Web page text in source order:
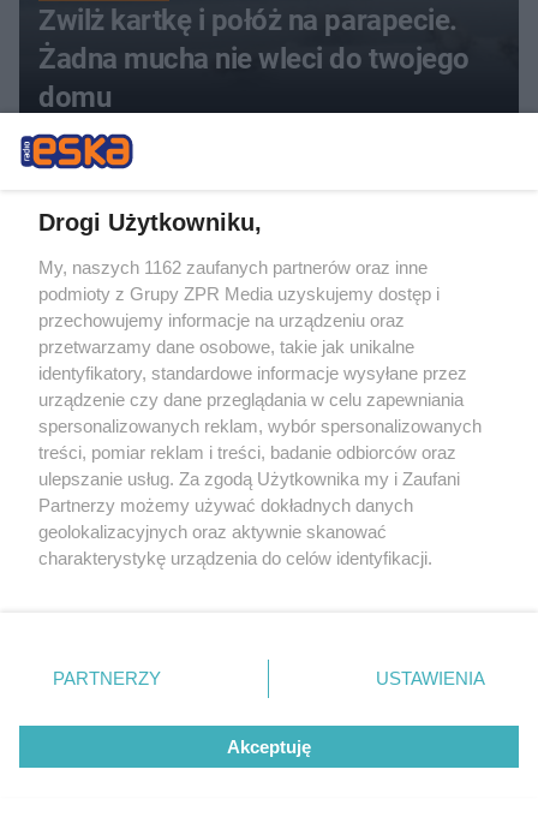
Zwilż kartkę i połóż na parapecie.
Żadna mucha nie wleci do twojego
domu
PIELĘGNACJA BORÓWKI
Zrób to po zebraniu borówek, a za
rok zbiory będą obfite
Drogi Użytkowniku,
My, naszych 1162 zaufanych partnerów oraz inne
podmioty z Grupy ZPR Media uzyskujemy dostęp i
przechowujemy informacje na urządzeniu oraz
przetwarzamy dane osobowe, takie jak unikalne
identyfikatory, standardowe informacje wysyłane przez
urządzenie czy dane przeglądania w celu zapewniania
spersonalizowanych reklam, wybór spersonalizowanych
treści, pomiar reklam i treści, badanie odbiorców oraz
ulepszanie usług. Za zgodą Użytkownika my i Zaufani
Partnerzy możemy używać dokładnych danych
geolokalizacyjnych oraz aktywnie skanować
charakterystykę urządzenia do celów identyfikacji.
zmienić/wycofać klikając przycisk ustawień prywatności
znajdujący się w lewym dolnym rogu strony
rodzaje przetwarzania danych nie wymagają zgody
użytkownika, ale masz prawo sprzeciwić się takiemu
przetwarzaniu. Preferencje będą miały zastosowanie tylko
PARTNERZY USTAWIENIA
Akceptuję